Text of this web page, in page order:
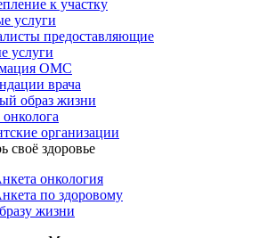
к участку
услуги
предоставляющие
услуги
ОМС
врача
образ жизни
организации
своё здоровье
онкология
по здоровому
жизни